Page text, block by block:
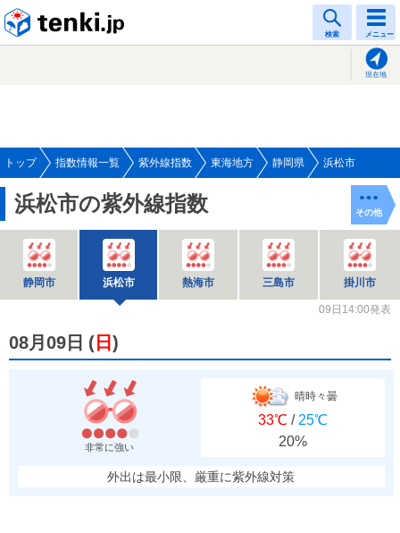
検索 メニュー
現在地
トップ 指数情報一覧 紫外線指数 東海地方 静岡県 浜松市
浜松市の紫外線指数
静岡市 浜松市 熱海市 三島市 掛川市
その他
09日14:00発表
08月09日 ( 日 )
非常に強い
晴時々曇
33℃ / 25℃
20%
外出は最小限、厳重に紫外線対策